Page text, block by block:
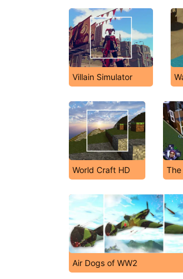
Villain Simulator
World Craft HD
Air Dogs of WW2